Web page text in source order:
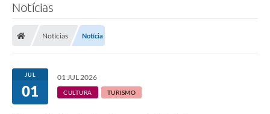
Licitações / PCA
Transparência
Notícias
Notícias Notícia
JUL
01
01 JUL 2026
CULTURA TURISMO